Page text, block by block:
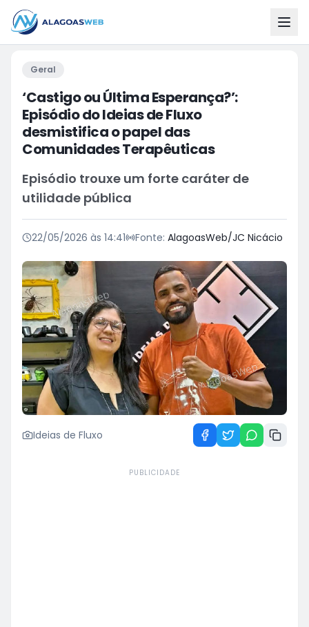
Geral
‘Castigo ou Última Esperança?’:
Episódio do Ideias de Fluxo
desmistifica o papel das
Comunidades Terapêuticas
Episódio trouxe um forte caráter de
utilidade pública
22/05/2026 às 14:41 Fonte: AlagoasWeb/JC Nicácio
Ideias de Fluxo
PUBLICIDADE